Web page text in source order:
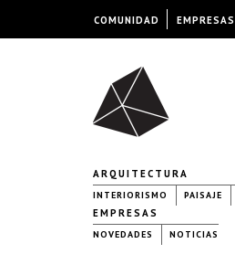
ARQUITECTURA
INTERIORISMO PAISAJE
EMPRESAS
NOVEDADES NOTICIAS
COMUNIDAD EMPRESAS